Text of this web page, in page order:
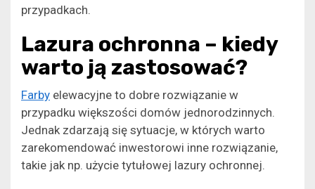
przypadkach.
Lazura ochronna – kiedy
warto ją zastosować?
Farby elewacyjne to dobre rozwiązanie w
przypadku większości domów jednorodzinnych.
Jednak zdarzają się sytuacje, w których warto
zarekomendować inwestorowi inne rozwiązanie,
takie jak np. użycie tytułowej lazury ochronnej.